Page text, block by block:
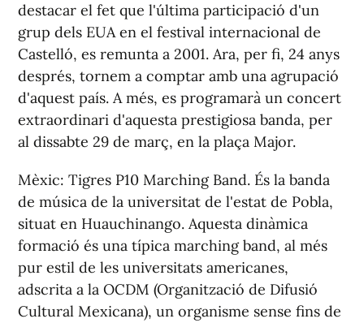
destacar el fet que l'última participació d'un
grup dels EUA en el festival internacional de
Castelló, es remunta a 2001. Ara, per fi, 24 anys
després, tornem a comptar amb una agrupació
d'aquest país. A més, es programarà un concert
extraordinari d'aquesta prestigiosa banda, per
al dissabte 29 de març, en la plaça Major.
Mèxic: Tigres P10 Marching Band. És la banda
de música de la universitat de l'estat de Pobla,
situat en Huauchinango. Aquesta dinàmica
formació és una típica marching band, al més
pur estil de les universitats americanes,
adscrita a la OCDM (Organització de Difusió
Cultural Mexicana), un organisme sense fins de